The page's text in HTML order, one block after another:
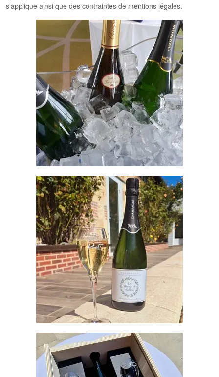
s'applique ainsi que des contraintes de mentions légales.